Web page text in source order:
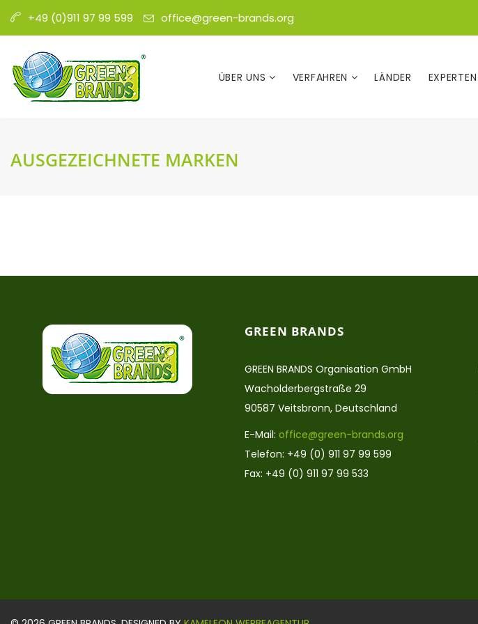
+49 (0)911 97 99 599 office@green-brands.org
ÜBER UNS VERFAHREN LÄNDER EXPERTEN
AUSGEZEICHNETE MARKEN
GREEN BRANDS
GREEN BRANDS Organisation GmbH
Wacholderbergstraße 29
90587 Veitsbronn, Deutschland
E-Mail: office@green-brands.org
Telefon: +49 (0) 911 97 99 599
Fax: +49 (0) 911 97 99 533